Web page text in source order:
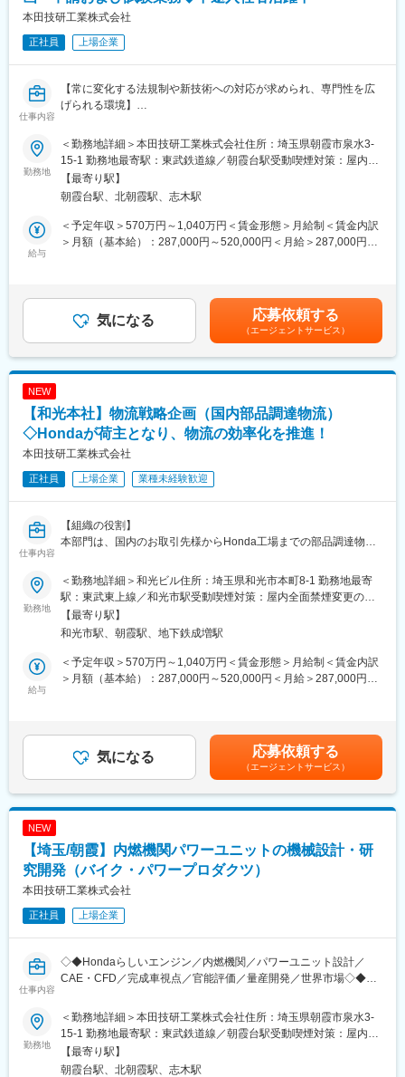
外作部品を供給していただくお取引先様との取引窓口として、開
部品がまだ出来上がっていない段階から開発に関わることや、何
万種類にも及ぶ部品の現物を実際に見ながら品質業務を担うこと
自分たちが関わった部品が組み合わさり、できあがった完成品を
目にしたときの喜びは一入です。
EV・電動化コア部品など、最先端技術領域にも携わるチャンスも
あります。
■現場従業員の声
・30代社員
種立上げ）～量産まで幅広い範囲で裁量責任を持った活動がで
仕様反映をすることも可能です。
変更の範囲：※専門性や適性、会社ニーズなどを踏まえ、会社が定
める業務への配置転換を命じる場合があります
本田技研工業株式会社
正社員 上場企業
仕事内容
【常に変化する法規制や新技術への対応が求められ、専門性を広
げられる環境】
■業務概要
各国法規に基づいたパワープロダクツの適法性確保および認証取
得に向け、企画立案から試験・申請のリードまでを担うポジショ
ンです。事業戦略や生産計画と連動しながら、グローバル認証の
推進を技術・法規両面で支えていただきます。
国内外の拠点や関連部門と連携しながら、製品の認可取得を通じ
■業務内容
法規の調査、解釈、認証試験のスケジュール立案、進捗管理、試
験対応、申請業務など、幅広い業務をメンバーと協力しながら一
・各市場向け製品の適法性評価と認可取得に向けた認証企画の立
案
・関連部門（開発・品質・生産など）との調整、認証戦略の整合
・将来のカーボンニュートラル社会を見据えた法規対応方針の策
◎試験関連業務
・法規認証取得に向けた試験の立案・実施（実機・実車試験を含
・官庁や審査機関による立会い審査への対応
・法規適合レポートの作成から認可申請書類の作成、当局への説
明
・認証計画に基づく試験／申請全体のコーディネートと関係者の
・新技術への対応を含む試験体制・試験項目の整備
※開発・生産工場・サービス・営業部門・海外拠点や各国の官庁審
査機関とのやり取りも発生します。
自分が認可取得した製品が日本およびグローバルに販売され、成
タッフやさまざまな取引先との業務に携わることも可能です。
■職場環境
ため、常に新しい挑戦や学びがあります。製品ごとの特性や法規
対応の違いを経験でき、専門性を広げることが可能です。
変更の範囲：※専門性や適性、会社ニーズなどを踏まえ、会社が定
める業務への配置転換を命じる場合があります
勤務地
＜勤務地詳細＞本田技研工業株式会社住所：埼玉県朝霞市泉水3-
15-1 勤務地最寄駅：東武鉄道線／朝霞台駅受動喫煙対策：屋内全
面禁煙変更の範囲：勤務地補足欄に記載
【最寄り駅】
朝霞台駅、北朝霞駅、志木駅
給与
＜予定年収＞570万円～1,040万円＜賃金形態＞月給制＜賃金内訳
＞月額（基本給）：287,000円～520,000円＜月給＞287,000円～
（月給約36万円）・係長クラス 約960万円（月給約43万円）・
管理職 約1,230万円（月給約64万円）賃金はあくまでも目安の
金額であり、選考を通じて上下する可能性があります。月給(月額)
は固定手当を含めた表記です。
気になる 応募依頼する
（エージェントサービス）
NEW
【和光本社】物流戦略企画（国内部品調達物流）
◇Hondaが荷主となり、物流の効率化を推進！
本田技研工業株式会社
正社員 上場企業 業種未経験歓迎
仕事内容
【組織の役割】
本部門は、国内のお取引先様からHonda工場までの部品調達物流
2024年問題を契機に、国内物流は「任せる物流」から「自ら動か
す物流」への転換が求められています。
私たちは、Honda自らがトラックを手配し、輸送ルート・ダイ
ヤ・積載を最適化することで、物流の効率化と安定供給を実現し
ます。社会課題の解決と、Hondaのものづくり競争力の向上を、
本気で挑戦する部門です。
・物流戦略企画（輸送ルート、運行ダイヤ、配車計画の最適化）
・データドリブン、物流活動の可視化(積載率/稼働率/実車率/荷待
●国内の部品調達物流領域における戦略策定・推進
・Hondaが荷主として物流の効率化を図るため、取引先企業と交
渉し、物流業務をHondaへ移管する
ら、最適な物流ルートを設計・導入する
【募集の背景】
るケースが多く、お取引先様個々が物流を担うことで荷物が分散
し、日本全国で物流導線が複雑化・非効率となってしまっていま
す。そこで、お取引先からHondaに物流業務を移管し、Hondaが
荷物をまとめて運ぶ構造をつくりあげることで、高効率物流・サ
勤務地
＜勤務地詳細＞和光ビル住所：埼玉県和光市本町8-1 勤務地最寄
駅：東武東上線／和光市駅受動喫煙対策：屋内全面禁煙変更の範
囲：会社の定める事業所
【最寄り駅】
和光市駅、朝霞駅、地下鉄成増駅
給与
＜予定年収＞570万円～1,040万円＜賃金形態＞月給制＜賃金内訳
＞月額（基本給）：287,000円～520,000円＜月給＞287,000円～
気になる 応募依頼する
（エージェントサービス）
NEW
【埼玉/朝霞】内燃機関パワーユニットの機械設計・研
究開発（バイク・パワープロダクツ）
本田技研工業株式会社
正社員 上場企業
仕事内容
◇◆Hondaらしいエンジン／内燃機関／パワーユニット設計／
CAE・CFD／完成車視点／官能評価／量産開発／世界市場◇◆
二輪・パワープロダクツの中核を担うICEパワーユニット開発にお
いて、構想から実証、量産までを一貫して担います。完成車・完
成機の価値を技術で具体化し世界市場に向けた商品づくりに挑む
ポジションです。
勤務地
＜勤務地詳細＞本田技研工業株式会社住所：埼玉県朝霞市泉水3-
15-1 勤務地最寄駅：東武鉄道線／朝霞台駅受動喫煙対策：屋内全
面禁煙変更の範囲：会社の定める事業所
【最寄り駅】
朝霞台駅、北朝霞駅、志木駅